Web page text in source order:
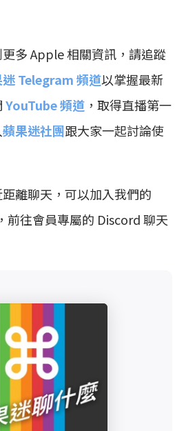
多 Apple 相關資訊，請追蹤
Telegram 頻道以掌握最新
YouTube 頻道 ，取得直播第一
蘋果迷社團跟大家一起討論使
離聊天，可以加入我們的
，前往會員專屬的 Discord 聊天